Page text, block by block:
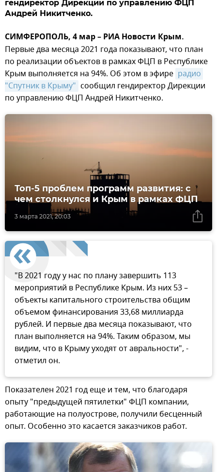
гендиректор Дирекции по управлению ФЦП
Андрей Никитченко.
СИМФЕРОПОЛЬ, 4 мар – РИА Новости Крым.
Первые два месяца 2021 года показывают, что план
по реализации объектов в рамках ФЦП в Республике
Крым выполняется на 94%. Об этом в эфире радио
"Спутник в Крыму" сообщил гендиректор Дирекции
по управлению ФЦП Андрей Никитченко.
3 марта 2021, 20:03
Топ-5 проблем программ развития: с
чем столкнулся и Крым в рамках ФЦП
"В 2021 году у нас по плану завершить 113
мероприятий в Республике Крым. Из них 53 –
объекты капитального строительства общим
объемом финансирования 33,68 миллиарда
рублей. И первые два месяца показывают, что
план выполняется на 94%. Таким образом, мы
видим, что в Крыму уходят от авральности", -
отметил он.
Показателен 2021 год еще и тем, что благодаря
опыту "предыдущей пятилетки" ФЦП компании,
работающие на полуострове, получили бесценный
опыт. Особенно это касается заказчиков работ.